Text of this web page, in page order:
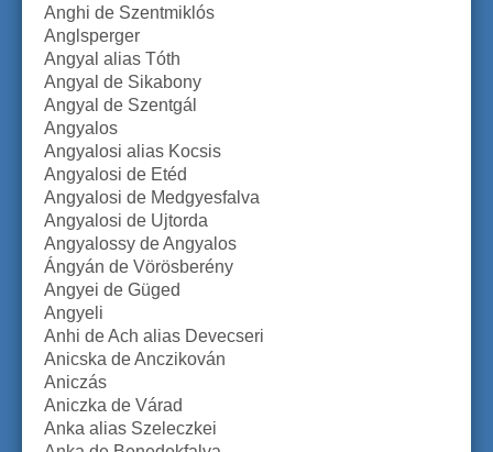
Anghi de Szentmiklós
Anglsperger
Angyal alias Tóth
Angyal de Sikabony
Angyal de Szentgál
Angyalos
Angyalosi alias Kocsis
Angyalosi de Etéd
Angyalosi de Medgyesfalva
Angyalosi de Ujtorda
Angyalossy de Angyalos
Ángyán de Vörösberény
Angyei de Güged
Angyeli
Anhi de Ach alias Devecseri
Anicska de Anczikován
Aniczás
Aniczka de Várad
Anka alias Szeleczkei